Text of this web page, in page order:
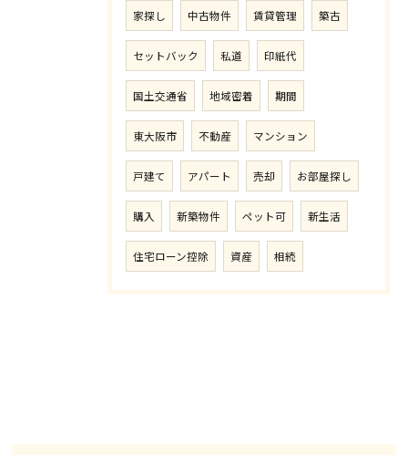
家探し 中古物件 賃貸管理 築古
セットバック 私道 印紙代
国土交通省 地域密着 期間
東大阪市 不動産 マンション
戸建て アパート 売却 お部屋探し
購入 新築物件 ペット可 新生活
住宅ローン控除 資産 相続